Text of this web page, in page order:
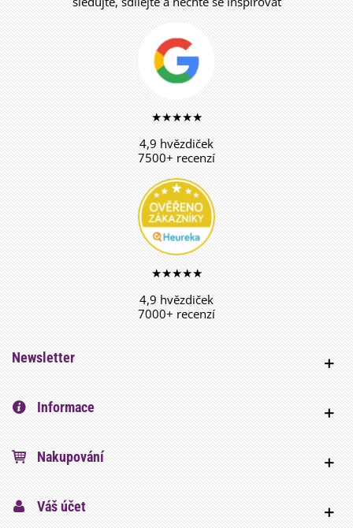
★★★★★
4,9 hvězdiček
7500+ recenzí
★★★★★
4,9 hvězdiček
7000+ recenzí
Newsletter
Informace
Nakupování
Váš účet